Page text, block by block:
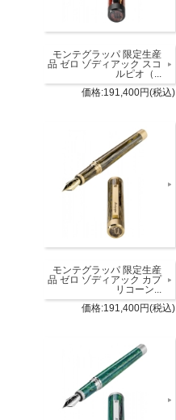
モンテグラッパ 限定生産
品 ゼロ ゾディアック スコ
ルピオ（...
価格:191,400円(税込)
モンテグラッパ 限定生産
品 ゼロ ゾディアック カプ
リコーン...
価格:191,400円(税込)